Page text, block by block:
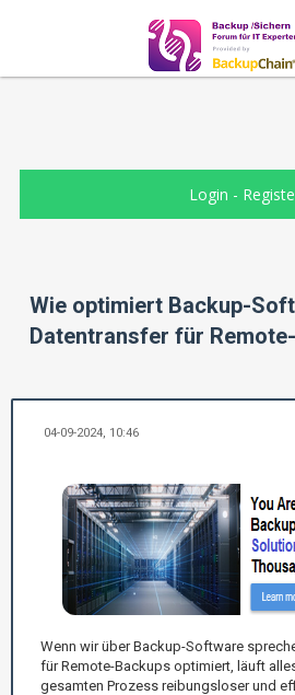
Login -
Wie optimiert Backup-
Datentransfer für
04-09-2024, 10:46
Wenn wir über Backup-Software
für Remote-Backups optimiert, läuft
gesamten Prozess reibungsloser und